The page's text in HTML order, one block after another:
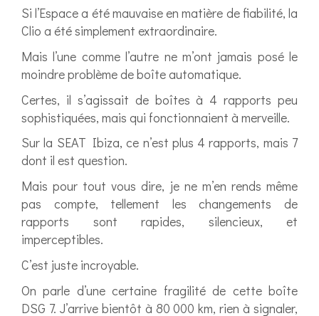
Si l’Espace a été mauvaise en matière de fiabilité, la
Clio a été simplement extraordinaire.
Mais l’une comme l’autre ne m’ont jamais posé le
moindre problème de boîte automatique.
Certes, il s’agissait de boîtes à 4 rapports peu
sophistiquées, mais qui fonctionnaient à merveille.
Sur la SEAT Ibiza, ce n’est plus 4 rapports, mais 7
dont il est question.
Mais pour tout vous dire, je ne m’en rends même
pas compte, tellement les changements de
rapports sont rapides, silencieux, et
imperceptibles.
C’est juste incroyable.
On parle d’une certaine fragilité de cette boîte
DSG 7. J’arrive bientôt à 80 000 km, rien à signaler,